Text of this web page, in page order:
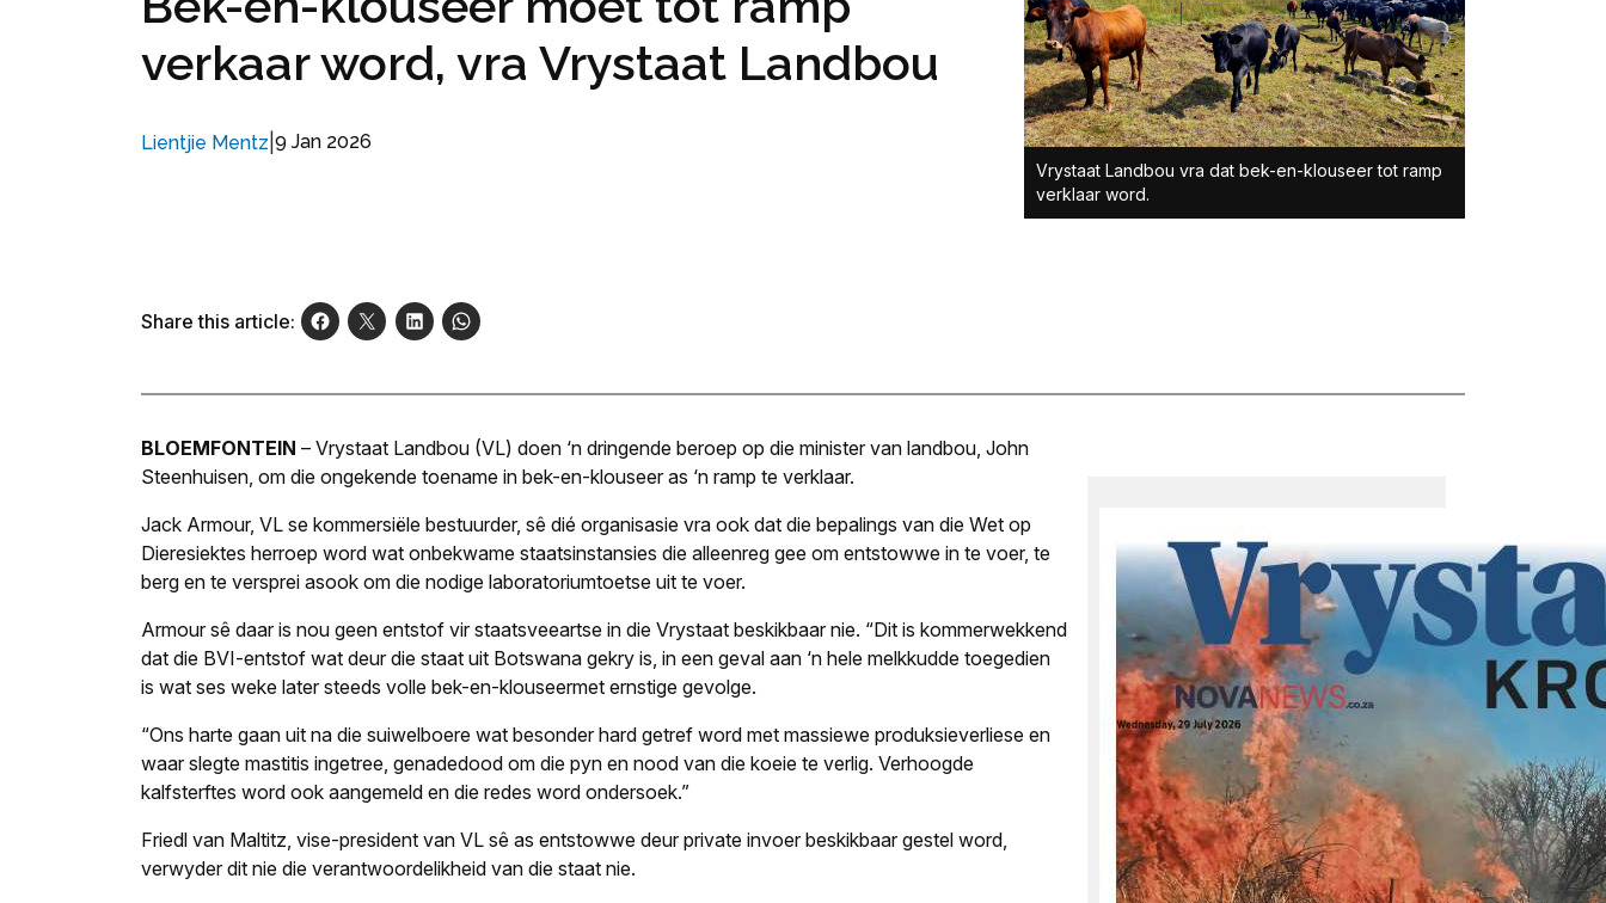
verkaar word, vra Vrystaat Landbou
Lientjie Mentz 9 Jan 2026
Share this article:
Vrystaat Landbou vra dat bek-en-klouseer tot ramp
verklaar word.
BLOEMFONTEIN – Vrystaat Landbou (VL) doen ‘n dringende beroep op die minister van landbou, John
Steenhuisen, om die ongekende toename in bek-en-klouseer as ‘n ramp te verklaar.
Jack Armour, VL se kommersiële bestuurder, sê dié organisasie vra ook dat die bepalings van die Wet op
Dieresiektes herroep word wat onbekwame staatsinstansies die alleenreg gee om entstowwe in te voer, te
berg en te versprei asook om die nodige laboratoriumtoetse uit te voer.
Armour sê daar is nou geen entstof vir staatsveeartse in die Vrystaat beskikbaar nie. “Dit is kommerwekkend
dat die BVI-entstof wat deur die staat uit Botswana gekry is, in een geval aan ‘n hele melkkudde toegedien
is wat ses weke later steeds volle bek-en-klouseermet ernstige gevolge.
“Ons harte gaan uit na die suiwelboere wat besonder hard getref word met massiewe produksieverliese en
waar slegte mastitis ingetree, genadedood om die pyn en nood van die koeie te verlig. Verhoogde
kalfsterftes word ook aangemeld en die redes word ondersoek.”
Friedl van Maltitz, vise-president van VL sê as entstowwe deur private invoer beskikbaar gestel word,
verwyder dit nie die verantwoordelikheid van die staat nie.